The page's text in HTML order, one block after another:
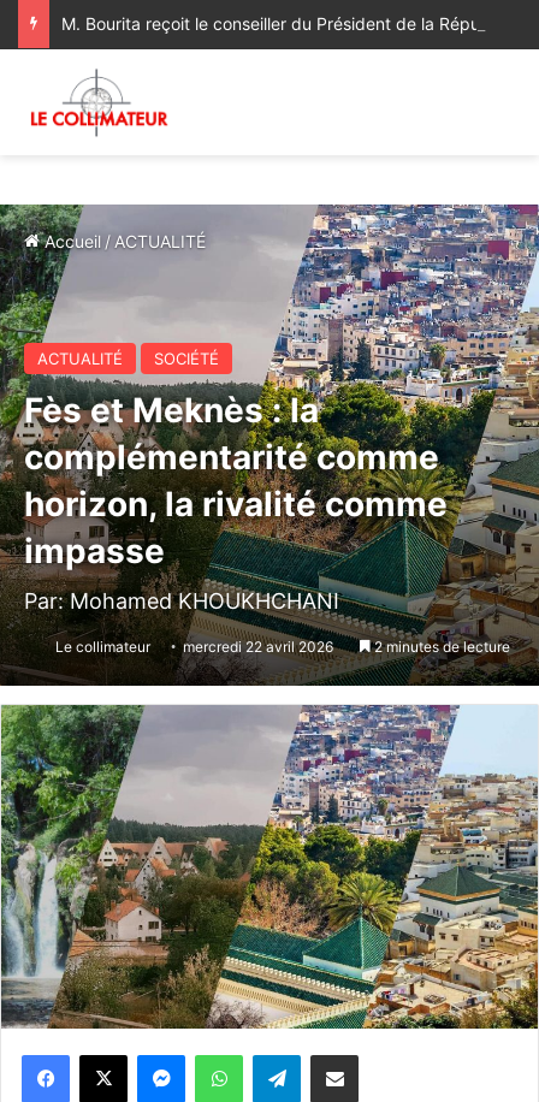
Accueil / ACTUALITÉ
ACTUALITÉ SOCIÉTÉ
Fès et Meknès : la
complémentarité comme
horizon, la rivalité comme
impasse
Par: Mohamed KHOUKHCHANI
Le collimateur mercredi 22 avril 2026 2 minutes de lecture
WhatsApp Telegram